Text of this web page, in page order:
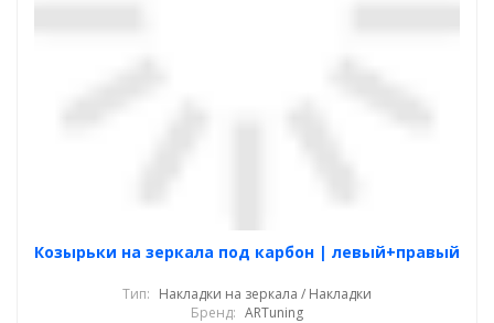
Козырьки на зеркала под карбон | левый+правый
Тип: Накладки на зеркала / Накладки
Бренд: ARTuning